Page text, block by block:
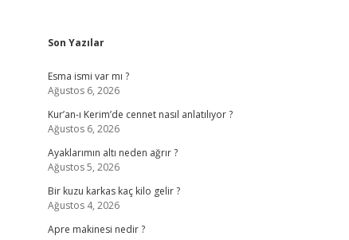
Sidebar
Son Yazılar
Esma ismi var mı ?
Ağustos 6, 2026
Kur’an-ı Kerim’de cennet nasıl anlatılıyor ?
Ağustos 6, 2026
Ayaklarımın altı neden ağrır ?
Ağustos 5, 2026
Bir kuzu karkas kaç kilo gelir ?
Ağustos 4, 2026
Apre makinesi nedir ?